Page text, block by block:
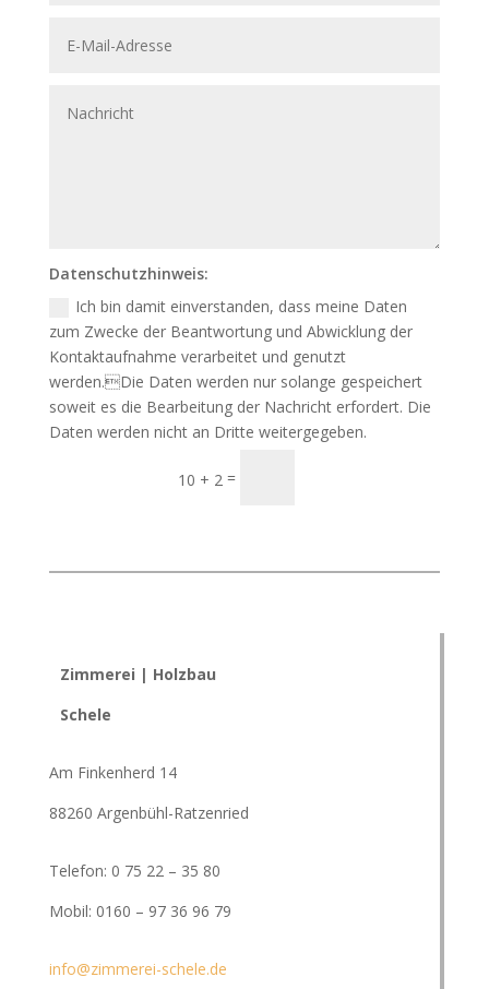
Datenschutzhinweis:
Ich bin damit einverstanden, dass meine Daten
zum Zwecke der Beantwortung und Abwicklung der
Kontaktaufnahme verarbeitet und genutzt
werden.Die Daten werden nur solange gespeichert
soweit es die Bearbeitung der Nachricht erfordert. Die
Daten werden nicht an Dritte weitergegeben.
10 + 2 =
Zimmerei | Holzbau
Schele
Am Finkenherd 14
88260 Argenbühl-Ratzenried
Telefon: 0 75 22 – 35 80
Mobil: 0160 – 97 36 96 79
info@zimmerei-schele.de